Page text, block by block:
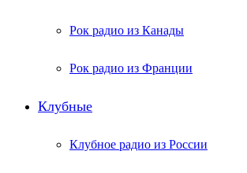
Рок радио из Канады
Рок радио из Франции
Клубные
Клубное радио из России